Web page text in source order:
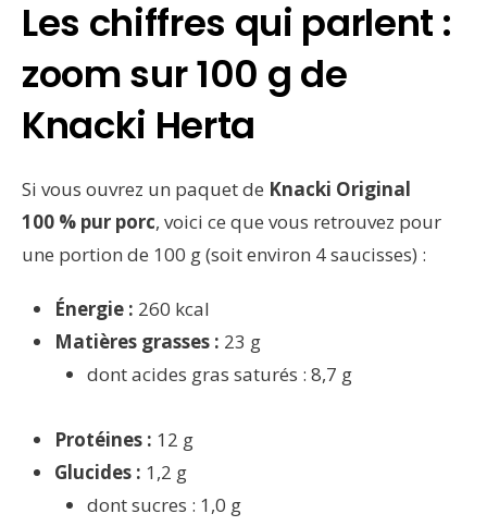
Les chiffres qui parlent :
zoom sur 100 g de
Knacki Herta
Si vous ouvrez un paquet de Knacki Original
100 % pur porc, voici ce que vous retrouvez pour
une portion de 100 g (soit environ 4 saucisses) :
Énergie : 260 kcal
Matières grasses : 23 g
dont acides gras saturés : 8,7 g
Protéines : 12 g
Glucides : 1,2 g
dont sucres : 1,0 g